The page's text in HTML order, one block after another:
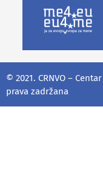
© 2021. CRNVO –
prava zadržana